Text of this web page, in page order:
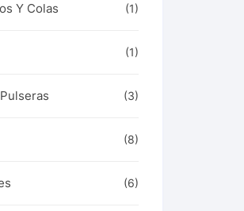
Y Colas (1)
(1)
(3)
(8)
(6)